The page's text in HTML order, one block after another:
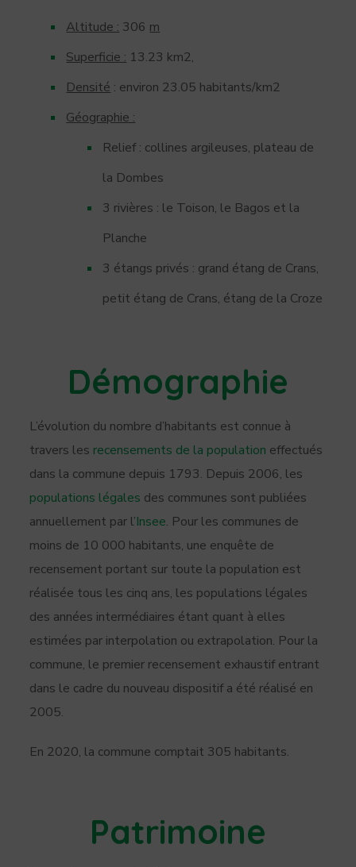
Altitude : 306 m
Superficie : 13.23 km2,
Densité : environ 23.05 habitants/km2
Géographie :
Relief : collines argileuses, plateau de
la Dombes
3 rivières : le Toison, le Bagos et la
Planche
3 étangs privés : grand étang de Crans,
petit étang de Crans, étang de la Croze
Démographie
L’évolution du nombre d’habitants est connue à
travers les recensements de la population effectués
dans la commune depuis 1793. Depuis 2006, les
populations légales des communes sont publiées
annuellement par l’Insee. Pour les communes de
moins de 10 000 habitants, une enquête de
recensement portant sur toute la population est
réalisée tous les cinq ans, les populations légales
des années intermédiaires étant quant à elles
estimées par interpolation ou extrapolation. Pour la
commune, le premier recensement exhaustif entrant
dans le cadre du nouveau dispositif a été réalisé en
2005.
En 2020, la commune comptait 305 habitants.
Patrimoine